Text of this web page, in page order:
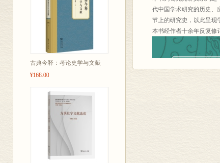
古典今释：考论史学与文献
¥168.00
丛书简介：
“葛兆光讲义系
结集，均历其
古代中国的经
法和思考，研
代中国学术研究的历史、
节上的研究史，以此呈现
本书经作者十余年反复修